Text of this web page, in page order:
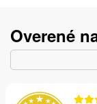
Overené